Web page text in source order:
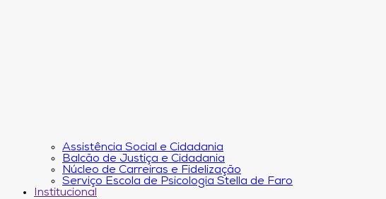
Assistência Social e Cidadania
Balcão de Justiça e Cidadania
Núcleo de Carreiras e Fidelização
Serviço Escola de Psicologia Stella de Faro
Institucional